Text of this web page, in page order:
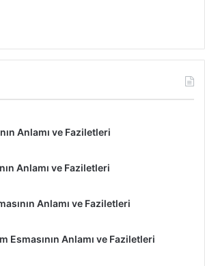
Anlamı ve Faziletleri
Anlamı ve Faziletleri
Anlamı ve Faziletleri
Esmasının Anlamı ve Faziletleri